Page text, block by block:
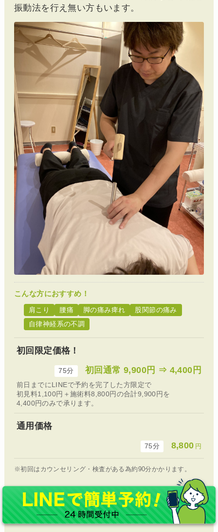
振動法を行え無い方もいます。
こんな方におすすめ！
肩こり 腰痛 脚の痛み痺れ
股関節の痛み
自律神経系の不調
初回限定価格！
75分 初回通常 9,900円 ⇒ 4,400円
前日までにLINEで予約を完了した方限定で
初見料1,100円＋施術料8,800円の合計9,900円を
4,400円のみで承ります。
通用価格
75分 8,800 円
※初回はカウンセリング・検査がある為約90分かかります。
平均６回（初回の問診・施術を除く）で痛みを取り、
＋６回で再発の無い身体にしていき、日常生活に支障がない状態
まで改善されています。